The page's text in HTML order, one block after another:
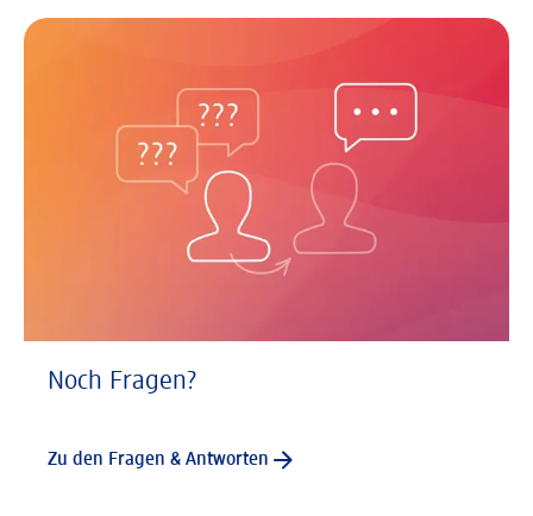
Noch Fragen?
Zu den Fragen & Antworten